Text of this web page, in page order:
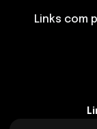
Links com